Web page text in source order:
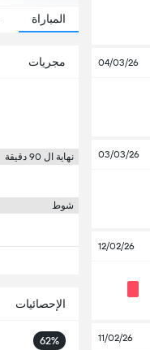
04/03/26
03/03/26
12/02/26
11/02/26
المباراة
مجريات
نهاية ال 90 دقيقة
شوط
الإحصائيات
62%